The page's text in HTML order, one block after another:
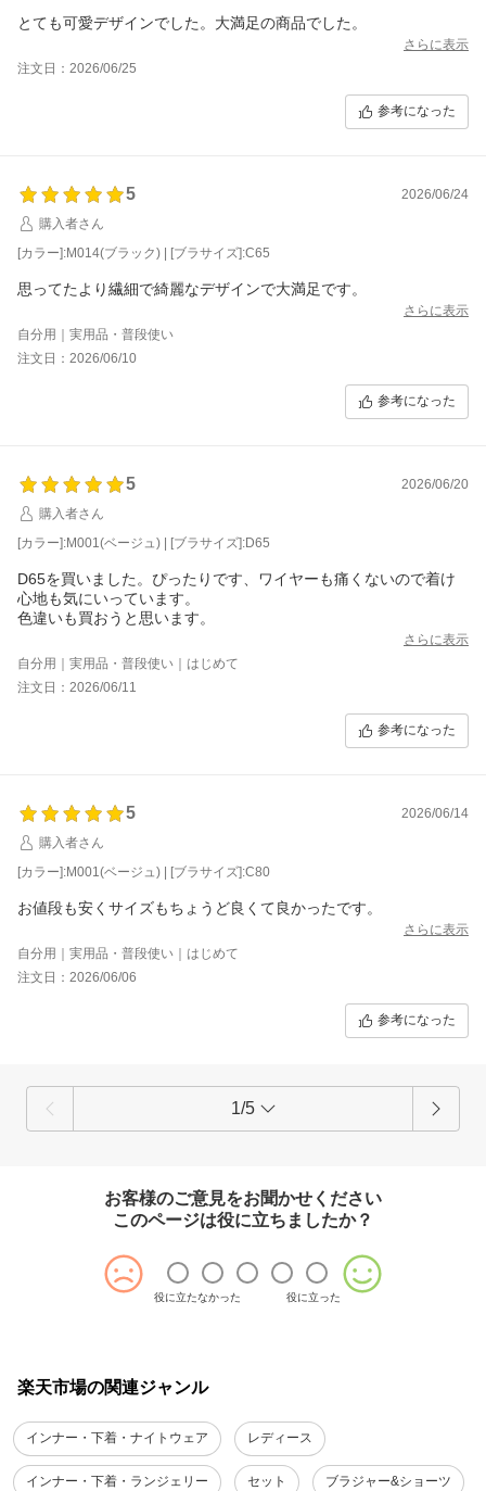
とても可愛デザインでした。大満足の商品でした。
さらに表示
注文日：2026/06/25
参考になった
5
2026/06/24
購入者さん
[カラー]:M014(ブラック) | [ブラサイズ]:C65
思ってたより繊細で綺麗なデザインで大満足です。
さらに表示
自分用｜実用品・普段使い
注文日：2026/06/10
参考になった
5
2026/06/20
購入者さん
[カラー]:M001(ベージュ) | [ブラサイズ]:D65
D65を買いました。ぴったりです、ワイヤーも痛くないので着け
心地も気にいっています。
色違いも買おうと思います。
さらに表示
自分用｜実用品・普段使い｜はじめて
注文日：2026/06/11
参考になった
5
2026/06/14
購入者さん
[カラー]:M001(ベージュ) | [ブラサイズ]:C80
お値段も安くサイズもちょうど良くて良かったです。
さらに表示
自分用｜実用品・普段使い｜はじめて
注文日：2026/06/06
参考になった
1/5
お客様のご意見をお聞かせください
このページは役に立ちましたか？
役に立たなかった 役に立った
楽天市場の関連ジャンル
インナー・下着・ナイトウェア レディース
インナー・下着・ランジェリー セット ブラジャー&ショーツ